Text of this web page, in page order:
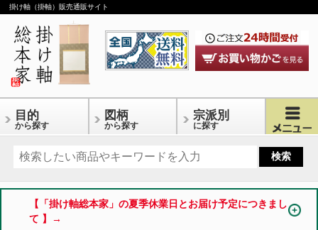
掛け軸（掛軸）販売通販サイト
目的
から探す
図柄
から探す
宗派別
に探す
【「掛け軸総本家」の夏季休業日とお届け予定につきまし
て 】→